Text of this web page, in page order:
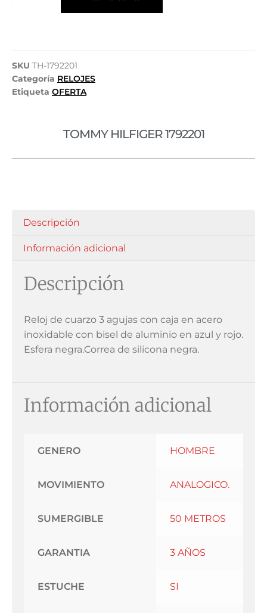
SKU TH-1792201
Categoría RELOJES
Etiqueta OFERTA
TOMMY HILFIGER 1792201
Descripción
Información adicional
Descripción
Reloj de cuarzo 3 agujas con caja en acero
inoxidable con bisel de aluminio en azul y rojo.
Esfera negra.Correa de silicona negra.
Información adicional
GENERO HOMBRE
MOVIMIENTO ANALOGICO.
SUMERGIBLE 50 METROS
GARANTIA 3 AÑOS
ESTUCHE SI